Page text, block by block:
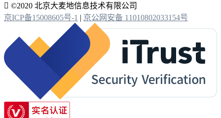
 ©2020 北京大麦地信息技术有限公司
京ICP备15008605号-1 | 京公网安备 11010802033154号